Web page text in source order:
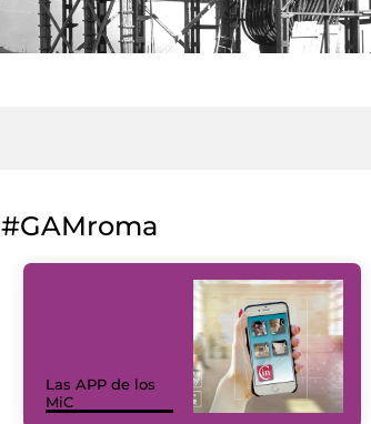
#GAMroma
Las APP de los
MiC